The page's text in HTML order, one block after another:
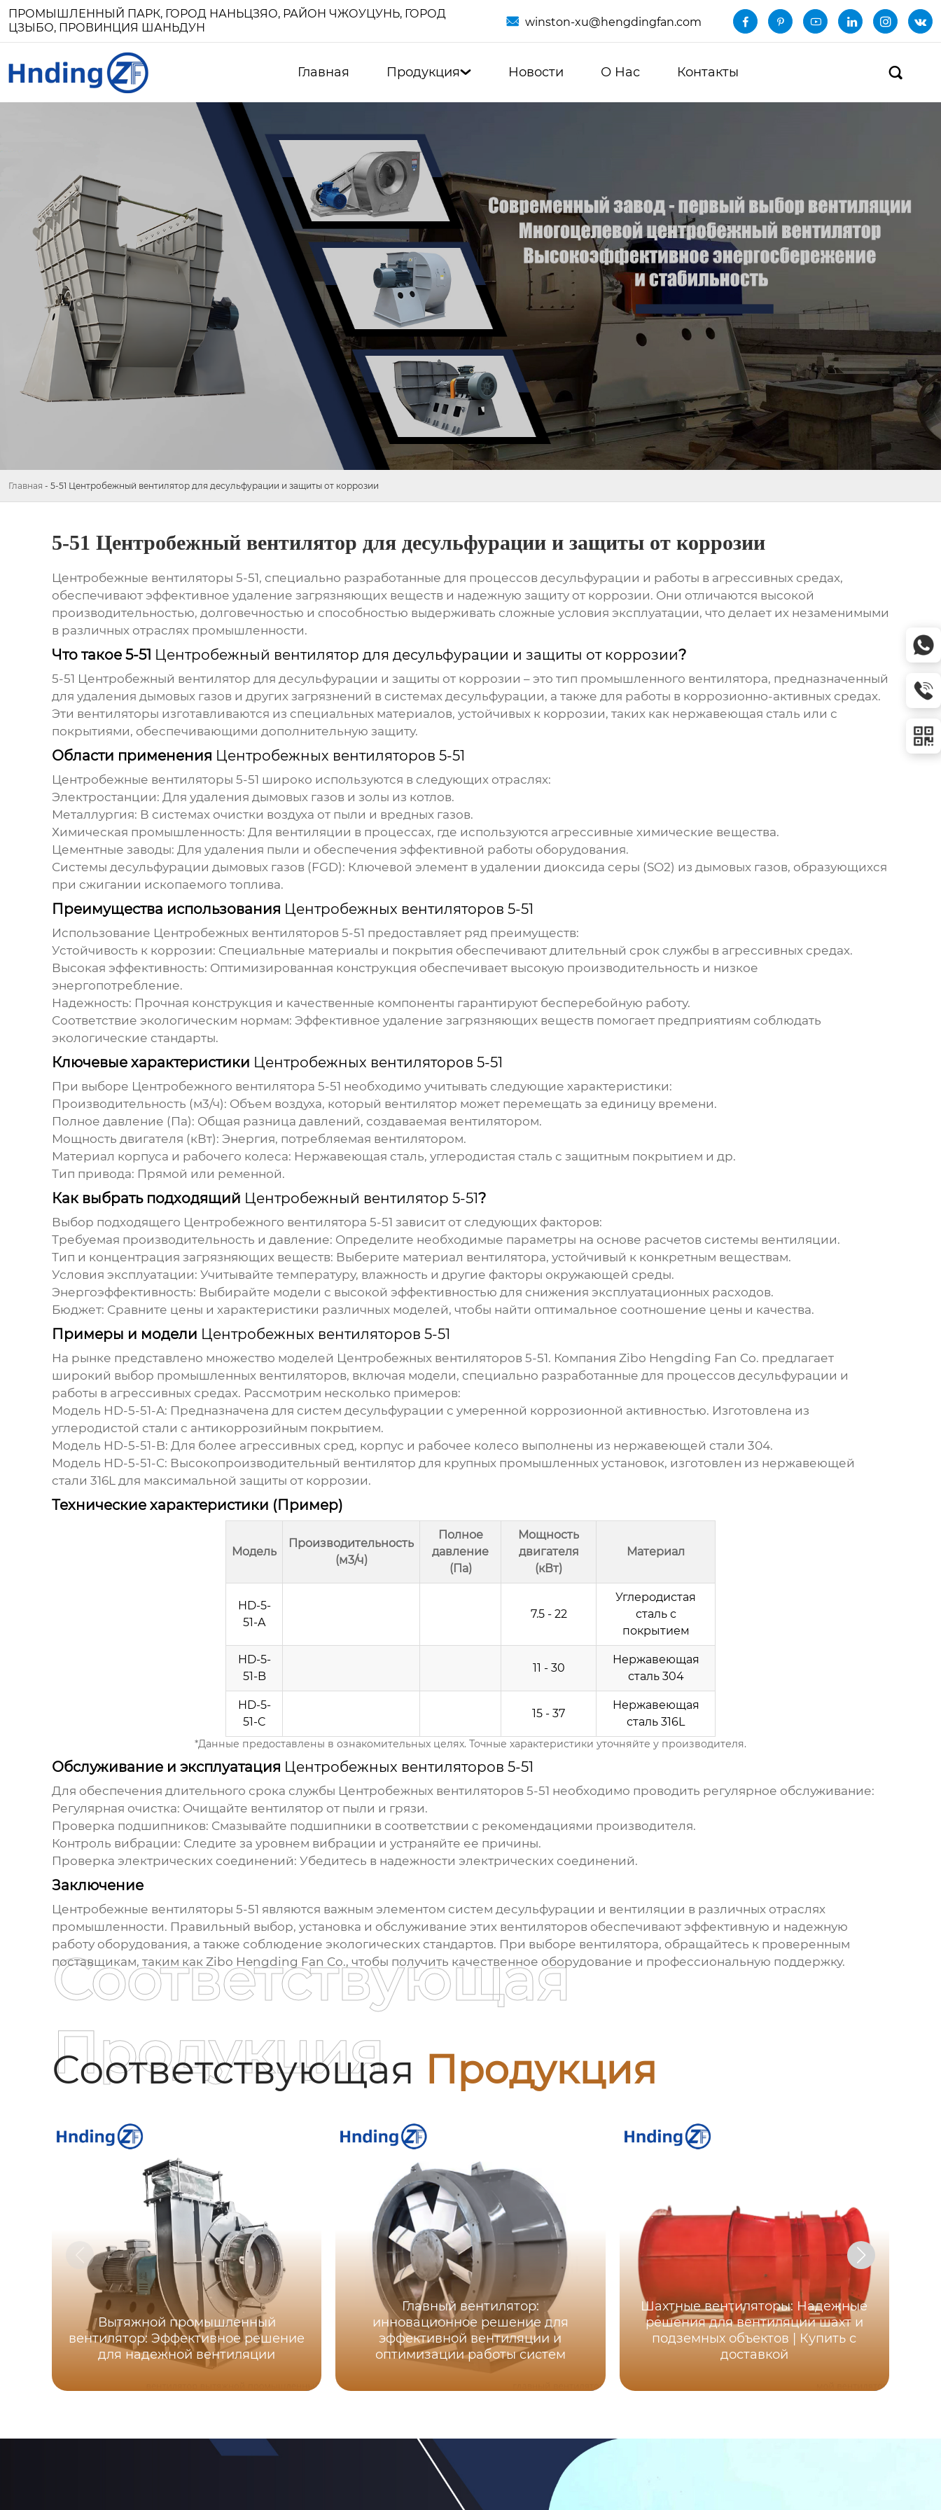
ПРОМЫШЛЕННЫЙ ПАРК, ГОРОД НАНЬЦЗЯО, РАЙОН ЧЖОУЦУНЬ, ГОРОД
ЦЗЫБО, ПРОВИНЦИЯ ШАНЬДУН
 winston-xu@hengdingfan.com      
Главная Продукция Новости О Нас Контакты 
Главная - 5-51 Центробежный вентилятор для десульфурации и защиты от коррозии
5-51 Центробежный вентилятор для десульфурации и защиты от коррозии
Центробежные вентиляторы 5-51, специально разработанные для процессов десульфурации и работы в агрессивных средах,
обеспечивают эффективное удаление загрязняющих веществ и надежную защиту от коррозии. Они отличаются высокой
производительностью, долговечностью и способностью выдерживать сложные условия эксплуатации, что делает их незаменимыми
в различных отраслях промышленности.
Что такое 5-51 Центробежный вентилятор для десульфурации и защиты от коррозии?
5-51 Центробежный вентилятор для десульфурации и защиты от коррозии – это тип промышленного вентилятора, предназначенный
для удаления дымовых газов и других загрязнений в системах десульфурации, а также для работы в коррозионно-активных средах.
Эти вентиляторы изготавливаются из специальных материалов, устойчивых к коррозии, таких как нержавеющая сталь или с
покрытиями, обеспечивающими дополнительную защиту.
Области применения Центробежных вентиляторов 5-51
Центробежные вентиляторы 5-51 широко используются в следующих отраслях:
Электростанции: Для удаления дымовых газов и золы из котлов.
Металлургия: В системах очистки воздуха от пыли и вредных газов.
Химическая промышленность: Для вентиляции в процессах, где используются агрессивные химические вещества.
Цементные заводы: Для удаления пыли и обеспечения эффективной работы оборудования.
Системы десульфурации дымовых газов (FGD): Ключевой элемент в удалении диоксида серы (SO2) из дымовых газов, образующихся
при сжигании ископаемого топлива.
Преимущества использования Центробежных вентиляторов 5-51
Использование Центробежных вентиляторов 5-51 предоставляет ряд преимуществ:
Устойчивость к коррозии: Специальные материалы и покрытия обеспечивают длительный срок службы в агрессивных средах.
Высокая эффективность: Оптимизированная конструкция обеспечивает высокую производительность и низкое
энергопотребление.
Надежность: Прочная конструкция и качественные компоненты гарантируют бесперебойную работу.
Соответствие экологическим нормам: Эффективное удаление загрязняющих веществ помогает предприятиям соблюдать
экологические стандарты.
Ключевые характеристики Центробежных вентиляторов 5-51
При выборе Центробежного вентилятора 5-51 необходимо учитывать следующие характеристики:
Производительность (м3/ч): Объем воздуха, который вентилятор может перемещать за единицу времени.
Полное давление (Па): Общая разница давлений, создаваемая вентилятором.
Мощность двигателя (кВт): Энергия, потребляемая вентилятором.
Материал корпуса и рабочего колеса: Нержавеющая сталь, углеродистая сталь с защитным покрытием и др.
Тип привода: Прямой или ременной.
Как выбрать подходящий Центробежный вентилятор 5-51?
Выбор подходящего Центробежного вентилятора 5-51 зависит от следующих факторов:
Требуемая производительность и давление: Определите необходимые параметры на основе расчетов системы вентиляции.
Тип и концентрация загрязняющих веществ: Выберите материал вентилятора, устойчивый к конкретным веществам.
Условия эксплуатации: Учитывайте температуру, влажность и другие факторы окружающей среды.
Энергоэффективность: Выбирайте модели с высокой эффективностью для снижения эксплуатационных расходов.
Бюджет: Сравните цены и характеристики различных моделей, чтобы найти оптимальное соотношение цены и качества.
Примеры и модели Центробежных вентиляторов 5-51
На рынке представлено множество моделей Центробежных вентиляторов 5-51. Компания Zibo Hengding Fan Co. предлагает
широкий выбор промышленных вентиляторов, включая модели, специально разработанные для процессов десульфурации и
работы в агрессивных средах. Рассмотрим несколько примеров:
Модель HD-5-51-A: Предназначена для систем десульфурации с умеренной коррозионной активностью. Изготовлена из
углеродистой стали с антикоррозийным покрытием.
Модель HD-5-51-B: Для более агрессивных сред, корпус и рабочее колесо выполнены из нержавеющей стали 304.
Модель HD-5-51-C: Высокопроизводительный вентилятор для крупных промышленных установок, изготовлен из нержавеющей
стали 316L для максимальной защиты от коррозии.
Технические характеристики (Пример)
Модель
Производительность
(м3/ч)
Полное
давление
(Па)
Мощность
двигателя
(кВт)
Материал
HD-5-
51-A
7.5 - 22
Углеродистая
сталь с
покрытием
HD-5-
51-B
11 - 30
Нержавеющая
сталь 304
HD-5-
51-C
15 - 37
Нержавеющая
сталь 316L
*Данные предоставлены в ознакомительных целях. Точные характеристики уточняйте у производителя.
Обслуживание и эксплуатация Центробежных вентиляторов 5-51
Для обеспечения длительного срока службы Центробежных вентиляторов 5-51 необходимо проводить регулярное обслуживание:
Регулярная очистка: Очищайте вентилятор от пыли и грязи.
Проверка подшипников: Смазывайте подшипники в соответствии с рекомендациями производителя.
Контроль вибрации: Следите за уровнем вибрации и устраняйте ее причины.
Проверка электрических соединений: Убедитесь в надежности электрических соединений.
Заключение
Центробежные вентиляторы 5-51 являются важным элементом систем десульфурации и вентиляции в различных отраслях
промышленности. Правильный выбор, установка и обслуживание этих вентиляторов обеспечивают эффективную и надежную
работу оборудования, а также соблюдение экологических стандартов. При выборе вентилятора, обращайтесь к проверенным
поставщикам, таким как Zibo Hengding Fan Co., чтобы получить качественное оборудование и профессиональную поддержку.
Соответствующая Продукция
Соответствующая
Продукция
Вытяжной промышленный
вентилятор: Эффективное решение
для надежной вентиляции
Главный вентилятор:
инновационное решение для
эффективной вентиляции и
оптимизации работы систем
Шахтные вентиляторы: Надежные
решения для вентиляции шахт и
подземных объектов | Купить с
доставкой